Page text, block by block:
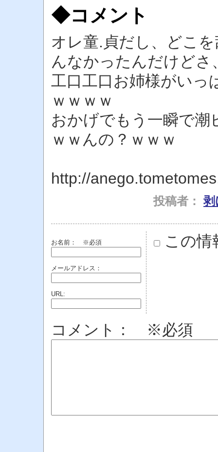
◆コメント
オレ童.貞だし、どこ
んなかったんだけどさ
工口工口お姉様がいっ
ｗｗｗｗ
おかげでもう一瞬で
ｗｗんの？ｗｗｗ
http://
投稿者：
お名前： ※必須
メールアドレス：
URL:
この情
コメント： ※必須